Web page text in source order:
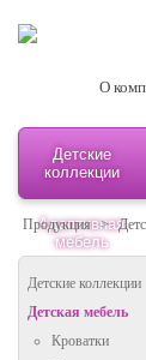
О
Детские
коллекции
Адаптивная
мебель
Продукция >
Детские коллекции
Детская мебель
Кроватки